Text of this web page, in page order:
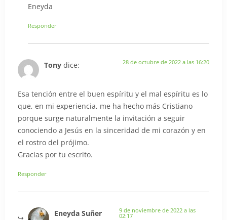
Eneyda
Responder
Tony dice: 28 de octubre de 2022 a las 16:20
Esa tención entre el buen espíritu y el mal espíritu es lo
que, en mi experiencia, me ha hecho más Cristiano
porque surge naturalmente la invitación a seguir
conociendo a Jesús en la sinceridad de mi corazón y en
el rostro del prójimo.
Gracias por tu escrito.
Responder
Eneyda Suñer
9 de noviembre de 2022 a las
02:17